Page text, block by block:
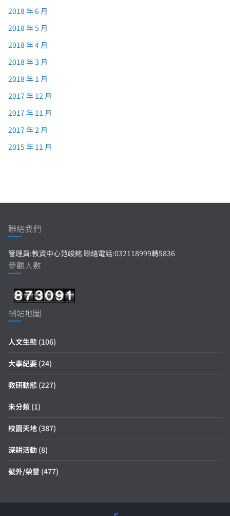
2018 年 6 月
2018 年 5 月
2018 年 4 月
2018 年 3 月
2018 年 1 月
2017 年 12 月
2017 年 11 月
2017 年 2 月
2015 年 11 月
聯絡我們
管理員:教資中心范峻銘 聯絡電話:032118999轉5836
參觀人數
網站地圖
人文生態 (106)
大事紀要 (24)
教研動態 (227)
未分類 (1)
校園天地 (387)
深耕活動 (8)
號外/榮譽 (477)